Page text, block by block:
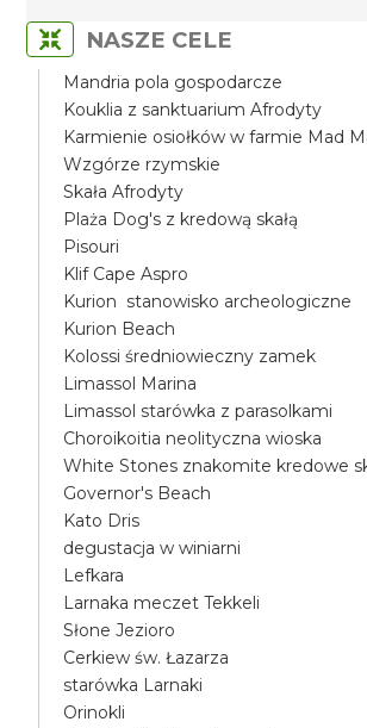
NASZE CELE
Mandria pola gospodarcze
Kouklia z sanktuarium Afrodyty
Karmienie osiołków w farmie Mad
Wzgórze rzymskie
Skała Afrodyty
Plaża Dog's z kredową skałą
Pisouri
Klif Cape Aspro
Kurion stanowisko archeologiczne
Kurion Beach
Kolossi średniowieczny zamek
Limassol Marina
Limassol starówka z parasolkami
Choroikoitia neolityczna wioska
White Stones znakomite kredowe
Governor's Beach
Kato Dris
degustacja w winiarni
Lefkara
Larnaka meczet Tekkeli
Słone Jezioro
Cerkiew św. Łazarza
starówka Larnaki
Orinokli